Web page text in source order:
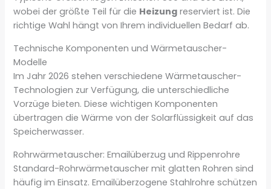
wobei der größte Teil für die Heizung reserviert ist. Die
richtige Wahl hängt von Ihrem individuellen Bedarf ab.
Technische Komponenten und Wärmetauscher-
Modelle
Im Jahr 2026 stehen verschiedene Wärmetauscher-
Technologien zur Verfügung, die unterschiedliche
Vorzüge bieten. Diese wichtigen Komponenten
übertragen die Wärme von der Solarflüssigkeit auf das
Speicherwasser.
Rohrwärmetauscher: Emailüberzug und Rippenrohre
Standard-Rohrwärmetauscher mit glatten Rohren sind
häufig im Einsatz. Emailüberzogene Stahlrohre schützen